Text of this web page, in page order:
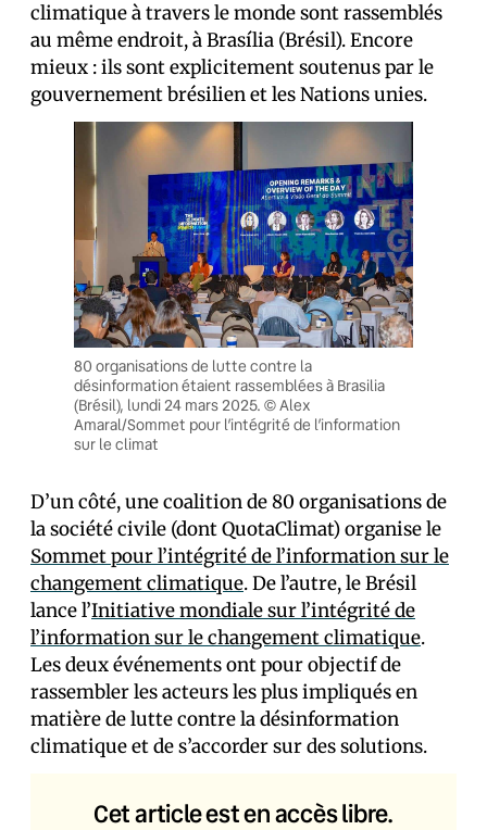
climatique à travers le monde sont rassemblés
au même endroit, à Brasília (Brésil). Encore
mieux : ils sont explicitement soutenus par le
gouvernement brésilien et les Nations unies.
80 organisations de lutte contre la
désinformation étaient rassemblées à Brasilia
(Brésil), lundi 24 mars 2025. © Alex
Amaral/Sommet pour l’intégrité de l’information
sur le climat
D’un côté, une coalition de 80 organisations de
la société civile (dont QuotaClimat) organise le
Sommet pour l’intégrité de l’information sur le
changement climatique. De l’autre, le Brésil
lance l’Initiative mondiale sur l’intégrité de
l’information sur le changement climatique.
Les deux événements ont pour objectif de
rassembler les acteurs les plus impliqués en
matière de lutte contre la désinformation
climatique et de s’accorder sur des solutions.
Cet article est en accès libre.